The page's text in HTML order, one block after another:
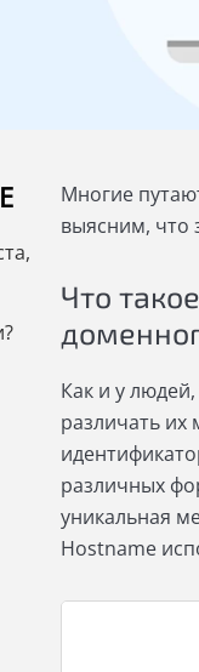
Многие
выясним, что
Что
Как и у
различать их
различных
уникальная
Hostname